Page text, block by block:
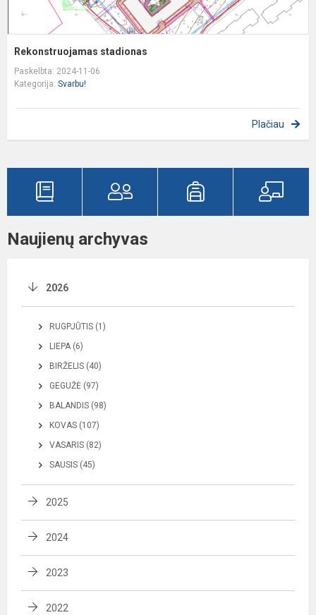
Rekonstruojamas stadionas
Paskelbta: 2024-11-06
Kategorija: Svarbu!
Plačiau
Naujienų archyvas
2026
RUGPJŪTIS (1)
LIEPA (6)
BIRŽELIS (40)
GEGUŽĖ (97)
BALANDIS (98)
KOVAS (107)
VASARIS (82)
SAUSIS (45)
2025
2024
2023
2022